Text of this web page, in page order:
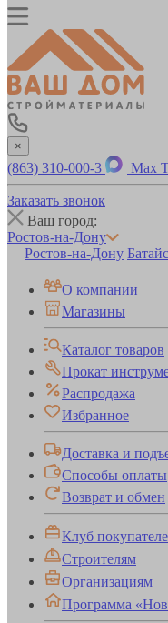
×
(863) 310-000-3 Max
Заказать звонок
Ваш город:
Ростов-на-Дону
Ростов-на-Дону
О компании
Магазины
Каталог товаров
Прокат
Распродажа
Избранное
Доставка и
Способы оплаты
Возврат и обмен
Клуб
Строителям
Организациям
Программа